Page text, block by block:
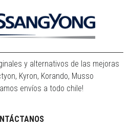
y alternativos de las mejoras
Kyron, Korando, Musso
envíos a todo chile!